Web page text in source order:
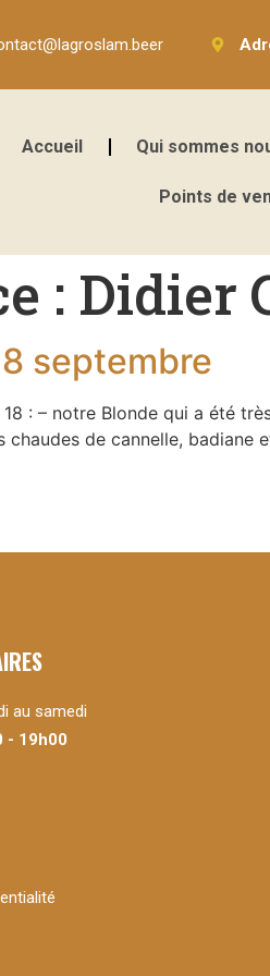
Accueil Qui sommes
Points de
: Didier
septembre
: – notre Blonde qui a été
de cannelle,
au samedi
- 19h00